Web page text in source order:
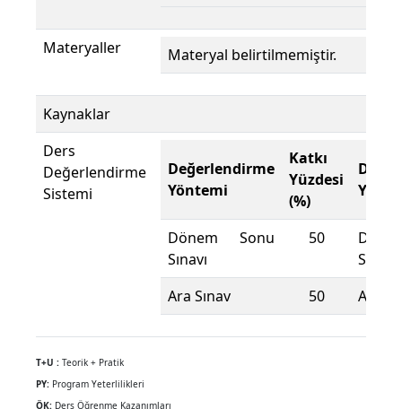
Materyaller Materyal belirtilmemiştir.
Kaynaklar
Ders
Değerlendirme
Sistemi
Değerlendirme
Yöntemi
Katkı
Yüzdesi
(%)
Dönem Sonu
Sınavı
50
Sınavı
Ara Sınav
50 Ara
T+U : Teorik + Pratik
PY: Program Yeterlilikleri
ÖK: Ders Öğrenme Kazanımları